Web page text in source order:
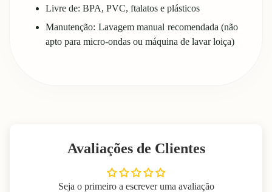
Livre de: BPA, PVC, ftalatos e plásticos
Manutenção: Lavagem manual recomendada (não
apto para micro-ondas ou máquina de lavar loiça)
Avaliações de Clientes
Seja o primeiro a escrever uma avaliação